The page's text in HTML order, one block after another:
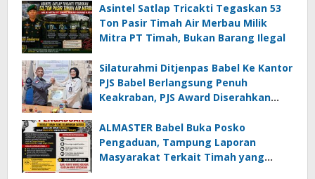
Asintel Satlap Tricakti Tegaskan 53
Ton Pasir Timah Air Merbau Milik
Mitra PT Timah, Bukan Barang Ilegal
Silaturahmi Ditjenpas Babel Ke Kantor
PJS Babel Berlangsung Penuh
Keakraban, PJS Award Diserahkan
ALMASTER Babel Buka Posko
Pengaduan, Tampung Laporan
Masyarakat Terkait Timah yang